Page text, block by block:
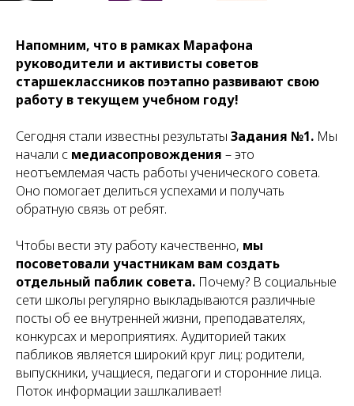
Напомним, что в рамках Марафона
руководители и активисты советов
старшеклассников поэтапно развивают свою
работу в текущем учебном году!
Сегодня стали известны результаты Задания №1. Мы
начали с медиасопровождения – это
неотъемлемая часть работы ученического совета.
Оно помогает делиться успехами и получать
обратную связь от ребят.
Чтобы вести эту работу качественно, мы
посоветовали участникам вам создать
отдельный паблик совета. Почему? В социальные
сети школы регулярно выкладываются различные
посты об ее внутренней жизни, преподавателях,
конкурсах и мероприятиях. Аудиторией таких
пабликов является широкий круг лиц: родители,
выпускники, учащиеся, педагоги и сторонние лица.
Поток информации зашлкаливает!